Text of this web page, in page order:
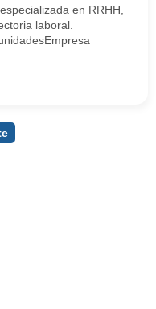
en RRHH,
laboral.